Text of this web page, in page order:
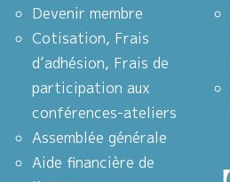
Devenir membre
Cotisation, Frais
d’adhésion, Frais de
participation aux
conférences-ateliers
Assemblée générale
Aide financière de